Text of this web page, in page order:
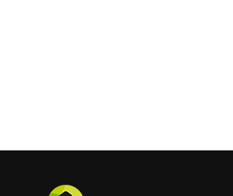
mandandogli un grande